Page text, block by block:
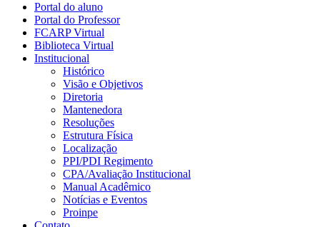
Portal do aluno
Portal do Professor
FCARP Virtual
Biblioteca Virtual
Institucional
Histórico
Visão e Objetivos
Diretoria
Mantenedora
Resoluções
Estrutura Física
Localização
PPI/PDI Regimento
CPA/Avaliação Institucional
Manual Acadêmico
Notícias e Eventos
Proinpe